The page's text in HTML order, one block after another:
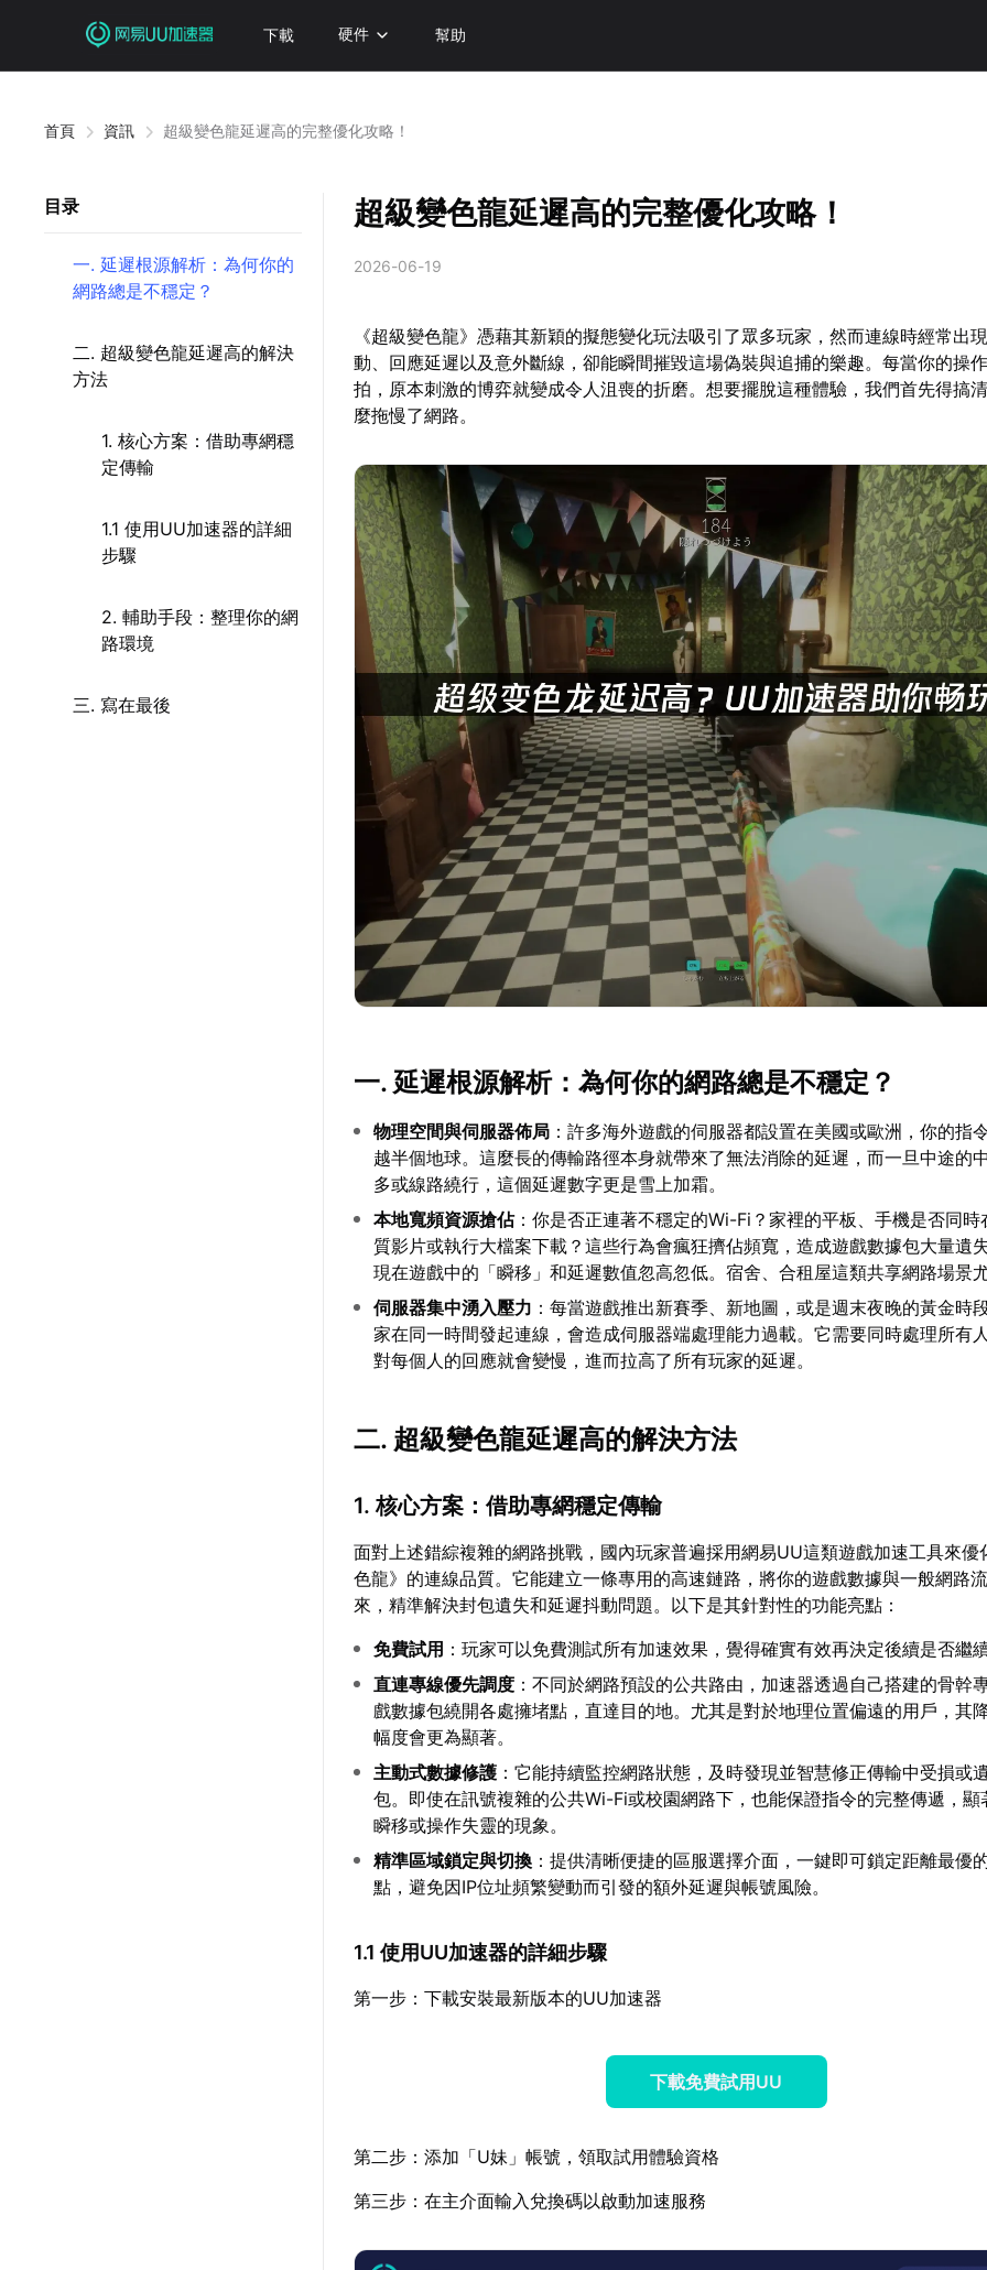
下載 硬件 幫助
首頁 資訊 超級變色龍延遲高的完整優化攻略！
目录
一. 延遲根源解析：為何你的
網路總是不穩定？
二. 超級變色龍延遲高的解決
方法
1. 核心方案：借助專網穩
定傳輸
1.1 使用UU加速器的詳細
步驟
2. 輔助手段：整理你的網
路環境
三. 寫在最後
超級變色龍延遲高的完整優化攻略！
2026-06-19
《超級變色龍》憑藉其新穎的擬態變化玩法吸引了眾多玩家，然而連線時經常出
動、回應延遲以及意外斷線，卻能瞬間摧毀這場偽裝與追捕的樂趣。每當你的操
拍，原本刺激的博弈就變成令人沮喪的折磨。想要擺脫這種體驗，我們首先得搞
麼拖慢了網路。
一. 延遲根源解析：為何你的網路總是不穩定？
物理空間與伺服器佈局 ：許多海外遊戲的伺服器都設置在美國或歐洲，你的指
越半個地球。這麼長的傳輸路徑本身就帶來了無法消除的延遲，而一旦中途的
多或線路繞行，這個延遲數字更是雪上加霜。
本地寬頻資源搶佔：你是否正連著不穩定的Wi-Fi？家裡的平板、手機是否同時
質影片或執行大檔案下載？這些行為會瘋狂擠佔頻寬，造成遊戲數據包大量遺
現在遊戲中的「瞬移」和延遲數值忽高忽低。宿舍、合租屋這類共享網路場景
伺服器集中湧入壓力 ：每當遊戲推出新賽季、新地圖，或是週末夜晚的黃金時
家在同一時間發起連線，會造成伺服器端處理能力過載。它需要同時處理所有
對每個人的回應就會變慢，進而拉高了所有玩家的延遲。
二. 超級變色龍延遲高的解決方法
1. 核心方案：借助專網穩定傳輸
面對上述錯綜複雜的網路挑戰，國內玩家普遍採用網易UU這類遊戲加速工具來優
色龍》的連線品質。它能建立一條專用的高速鏈路，將你的遊戲數據與一般網路
來，精準解決封包遺失和延遲抖動問題。以下是其針對性的功能亮點：
免費試用 ：玩家可以免費測試所有加速效果，覺得確實有效再決定後續是否繼
直連專線優先調度 ：不同於網路預設的公共路由，加速器透過自己搭建的骨幹
戲數據包繞開各處擁堵點，直達目的地。尤其是對於地理位置偏遠的用戶，其
幅度會更為顯著。
主動式數據修護 ：它能持續監控網路狀態，及時發現並智慧修正傳輸中受損或
包。即使在訊號複雜的公共Wi-Fi或校園網路下，也能保證指令的完整傳遞，顯
瞬移或操作失靈的現象。
精準區域鎖定與切換 ：提供清晰便捷的區服選擇介面，一鍵即可鎖定距離最優
點，避免因IP位址頻繁變動而引發的額外延遲與帳號風險。
1.1 使用UU加速器的詳細步驟
第一步：下載安裝最新版本的UU加速器
下載免費試用UU
第二步：添加「U妹」帳號，領取試用體驗資格
第三步：在主介面輸入兌換碼以啟動加速服務